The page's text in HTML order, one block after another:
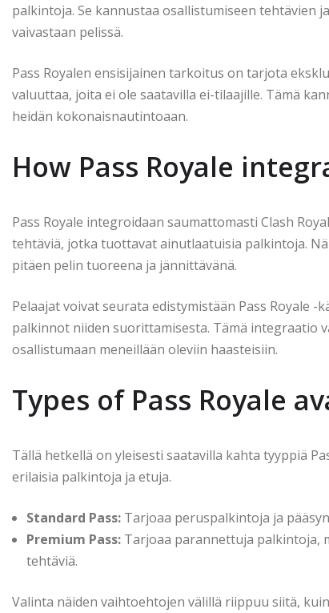
palkintoja. Se kannustaa osallistumiseen tehtävien
vaivastaan pelissä.
Pass Royalen ensisijainen tarkoitus on tarjota
valuuttaa, joita ei ole saatavilla ei-tilaajille. Tämä
heidän kokonaisnautintoaan.
How Pass Royale
Pass Royale integroidaan saumattomasti Clash
tehtäviä, jotka tuottavat ainutlaatuisia palkintoja.
pitäen pelin tuoreena ja jännittävänä.
Pelaajat voivat seurata edistymistään Pass Royale
palkinnot niiden suorittamisesta. Tämä integraatio
osallistumaan meneillään oleviin haasteisiin.
Types of Pass Royale
Tällä hetkellä on yleisesti saatavilla kahta tyyppiä
erilaisia palkintoja ja etuja.
Standard Pass: Tarjoaa peruspalkintoja ja
Premium Pass: Tarjoaa parannettuja palkintoja,
tehtäviä.
Valinta näiden vaihtoehtojen välillä riippuu siitä,